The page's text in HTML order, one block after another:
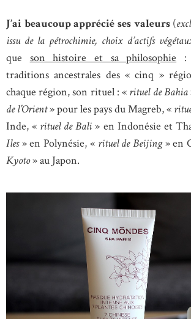
J’ai beaucoup apprécié ses valeurs(
issu de la pétrochimie, choix d’actifs
que son histoire et sa philosophie :
traditions ancestrales des « cinq »
chaque région, son rituel : « rituel de Bahia
de l’Orient» pour les pays du Magreb, «
Inde, « rituel de Bali » en Indonésie et
Iles» en Polynésie, « rituel de Beijing» en
Kyoto» au Japon.